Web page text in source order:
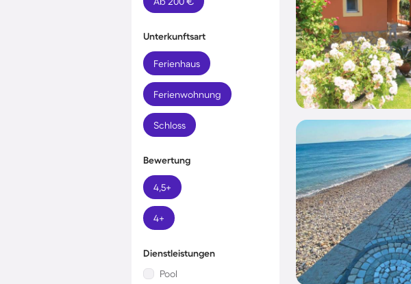
Unterkunftsart
Ferienhaus
Ferienwohnung
Schloss
Bewertung
4,5+
4+
Dienstleistungen
Pool